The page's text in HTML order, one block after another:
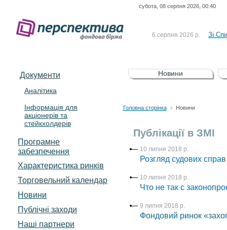
субота, 08 серпня 2026, 00:40
6 серпня 2026 р. Зі
5 серпня 2026 р.
Зі
UA4000232607)
4 серпня 2026 р.
Документи
Аналітика
Інформація для
акціонерів та
стейкхолдерів
Програмне
забезпечення
Характеристика pинків
Торговельний календар
Новини
Публічні заходи
Наші партнери
Новини
Головна сторінка > Новини
Публікації в ЗМІ
10 липня 2018 р.
Розгляд судових
10 липня 2018 р.
Что не так с
9 липня 2018 р.
Фондовий ринок